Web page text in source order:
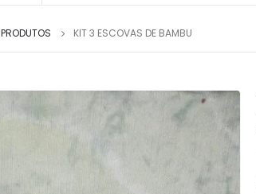
PRODUTOS KIT 3 ESCOVAS DE BAMBU